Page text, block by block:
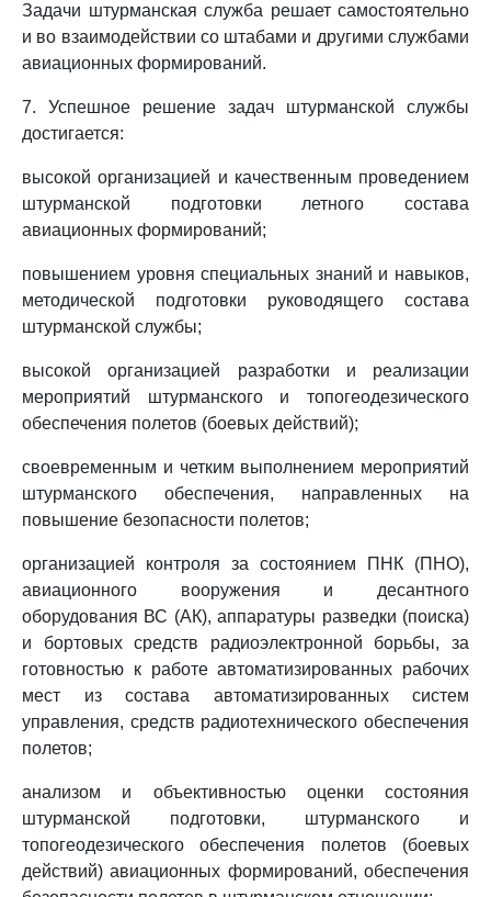
Задачи штурманская служба решает самостоятельно
и во взаимодействии со штабами и другими службами
авиационных формирований.
7. Успешное решение задач штурманской службы
достигается:
высокой организацией и качественным проведением
штурманской подготовки летного состава
авиационных формирований;
повышением уровня специальных знаний и навыков,
методической подготовки руководящего состава
штурманской службы;
высокой организацией разработки и реализации
мероприятий штурманского и топогеодезического
обеспечения полетов (боевых действий);
своевременным и четким выполнением мероприятий
штурманского обеспечения, направленных на
повышение безопасности полетов;
организацией контроля за состоянием ПНК (ПНО),
авиационного вооружения и десантного
оборудования ВС (АК), аппаратуры разведки (поиска)
и бортовых средств радиоэлектронной борьбы, за
готовностью к работе автоматизированных рабочих
мест из состава автоматизированных систем
управления, средств радиотехнического обеспечения
полетов;
анализом и объективностью оценки состояния
штурманской подготовки, штурманского и
топогеодезического обеспечения полетов (боевых
действий) авиационных формирований, обеспечения